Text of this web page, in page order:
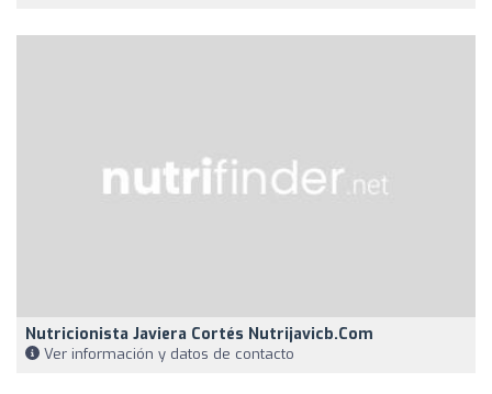
Nutricionista Javiera Cortés Nutrijavicb.com
Ver información y datos de contacto